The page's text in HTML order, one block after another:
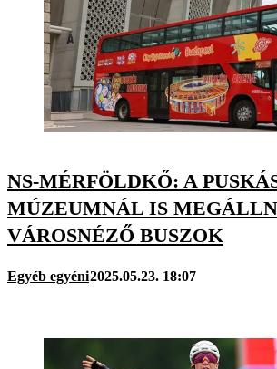
NS-MÉRFÖLDKŐ: A
MÚZEUMNÁL IS
VÁROSNÉZŐ BUSZOK
Egyéb egyéni2025.05.23. 18:07